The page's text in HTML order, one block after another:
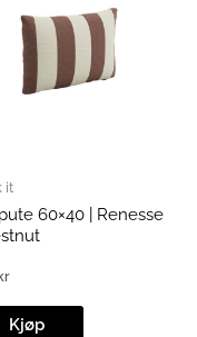
it
60×40 | Renesse
kr
Kjøp